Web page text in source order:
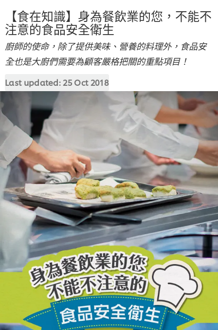
【食在知識】身為餐飲業的您，不能不
注意的食品安全衛生
廚師的使命，除了提供美味、營養的料理外，食品安
全也是大廚們需要為顧客嚴格把關的重點項目！
Last updated: 25 Oct 2018